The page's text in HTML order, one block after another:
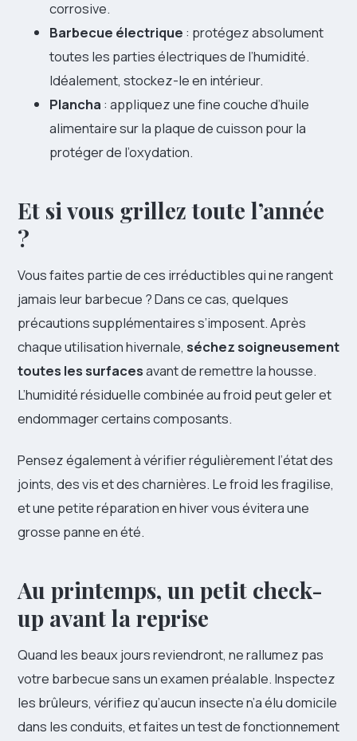
corrosive.
Barbecue électrique : protégez absolument
toutes les parties électriques de l’humidité.
Idéalement, stockez-le en intérieur.
Plancha : appliquez une fine couche d’huile
alimentaire sur la plaque de cuisson pour la
protéger de l’oxydation.
Et si vous grillez toute l’année
?
Vous faites partie de ces irréductibles qui ne rangent
jamais leur barbecue ? Dans ce cas, quelques
précautions supplémentaires s’imposent. Après
chaque utilisation hivernale, séchez soigneusement
toutes les surfacesavant de remettre la housse.
L’humidité résiduelle combinée au froid peut geler et
endommager certains composants.
Pensez également à vérifier régulièrement l’état des
joints, des vis et des charnières. Le froid les fragilise,
et une petite réparation en hiver vous évitera une
grosse panne en été.
Au printemps, un petit check-
up avant la reprise
Quand les beaux jours reviendront, ne rallumez pas
votre barbecue sans un examen préalable. Inspectez
les brûleurs, vérifiez qu’aucun insecte n’a élu domicile
dans les conduits, et faites un test de fonctionnement